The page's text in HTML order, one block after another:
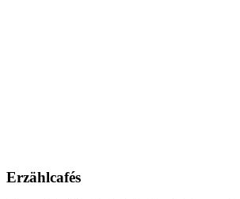
Erzählcafés